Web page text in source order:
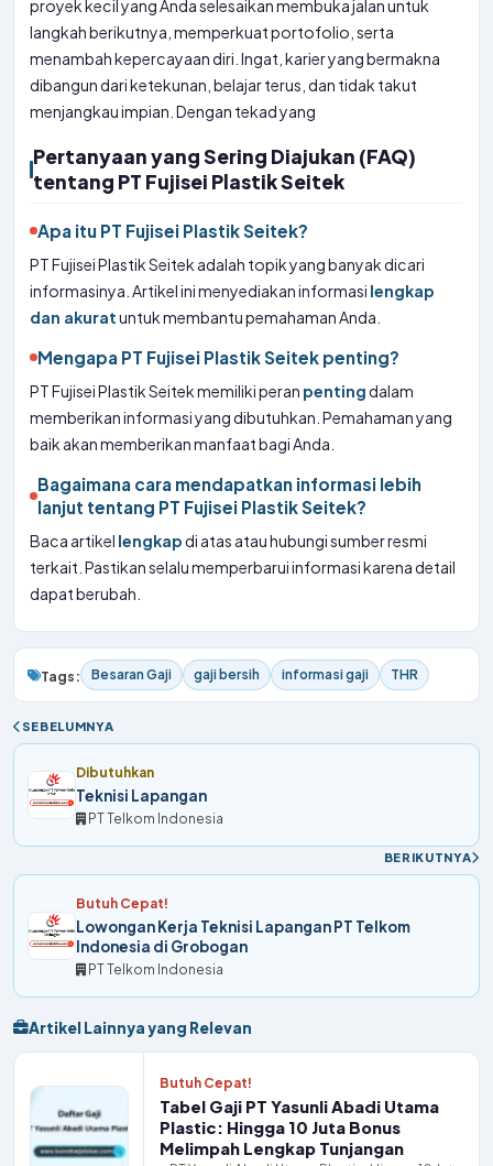
proyek kecil yang Anda selesaikan membuka jalan untuk
langkah berikutnya, memperkuat portofolio, serta
menambah kepercayaan diri. Ingat, karier yang bermakna
dibangun dari ketekunan, belajar terus, dan tidak takut
menjangkau impian. Dengan tekad yang
Pertanyaan yang Sering Diajukan (FAQ)
tentang PT Fujisei Plastik Seitek
Apa itu PT Fujisei Plastik Seitek?
PT Fujisei Plastik Seitek adalah topik yang banyak dicari
informasinya. Artikel ini menyediakan informasi lengkap
dan akuratuntuk membantu pemahaman Anda.
Mengapa PT Fujisei Plastik Seitek penting?
PT Fujisei Plastik Seitek memiliki peran pentingdalam
memberikan informasi yang dibutuhkan. Pemahaman yang
baik akan memberikan manfaat bagi Anda.
Bagaimana cara mendapatkan informasi lebih
lanjut tentang PT Fujisei Plastik Seitek?
Baca artikel lengkapdi atas atau hubungi sumber resmi
terkait. Pastikan selalu memperbarui informasi karena detail
dapat berubah.
Tags: Besaran Gaji gaji bersih informasi gaji THR
SEBELUMNYA
Dibutuhkan
Teknisi Lapangan
PT Telkom Indonesia
BERIKUTNYA
Butuh Cepat!
Lowongan Kerja Teknisi Lapangan PT Telkom
Indonesia di Grobogan
PT Telkom Indonesia
Artikel Lainnya yang Relevan
Butuh Cepat!
Tabel Gaji PT Yasunli Abadi Utama
Plastic: Hingga 10 Juta Bonus
Melimpah Lengkap Tunjangan